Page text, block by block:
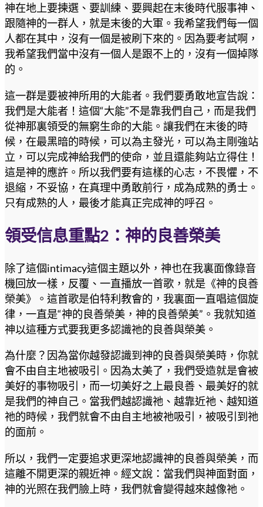
神在地上要揀選、要訓練、要興起在末後時代服事神、
跟隨神的一群人，就是末後的大軍。我希望我們每一個
人都在其中，沒有一個是被刷下來的。因為要考試啊，
我希望我們當中沒有一個人是跟不上的，沒有一個掉隊
的。
這一群是要被神所用的大能者。我們要勇敢地宣告說：
我們是大能者！這個“大能”不是靠我們自己，而是我們
從神那裏領受的無窮生命的大能。讓我們在末後的時
候，在最黑暗的時候，可以為主發光，可以為主剛強站
立，可以完成神給我們的使命，並且還能夠站立得住！
這是神的應許。所以我們要有這樣的心志，不畏懼，不
退縮，不妥協，在真理中勇敢前行，成為成熟的勇士。
只有成熟的人，最後才能真正完成神的呼召。
領受信息重點2：神的良善榮美
除了這個intimacy這個主題以外，神也在我裏面像錄音
機回放一樣，反覆、一直播放一首歌，就是《神的良善
榮美》。這首歌是伯特利教會的，我裏面一直唱這個旋
律，一直是“神的良善榮美，神的良善榮美”。我就知道
神以這種方式要我更多認識祂的良善與榮美。
為什麼？因為當你越發認識到神的良善與榮美時，你就
會不由自主地被吸引。因為太美了，我們受造就是會被
美好的事物吸引，而一切美好之上最良善、最美好的就
是我們的神自己。當我們越認識祂、越靠近祂、越知道
祂的時候，我們就會不由自主地被祂吸引，被吸引到祂
的面前。
所以，我們一定要追求更深地認識神的良善與榮美，而
這離不開更深的親近神。經文說：當我們與神面對面，
神的光照在我們臉上時，我們就會變得越來越像祂。